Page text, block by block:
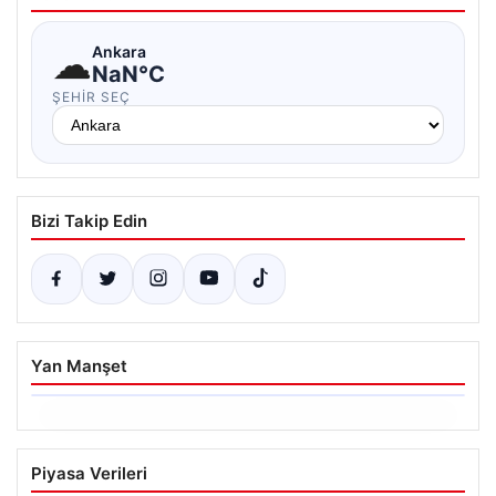
☁Ankara
NaN°C
ŞEHIR SEÇ
Bizi Takip Edin
Yan Manşet
05.08.2026
Yatırım araçlarının haftalık performansı
nasıl oldu?
Piyasa Verileri